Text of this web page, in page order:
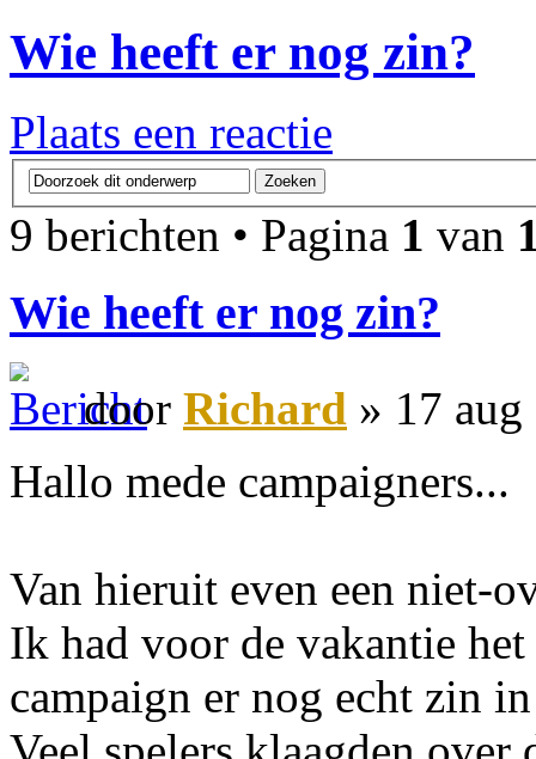
Wie heeft er nog zin?
Plaats een reactie
9 berichten • Pagina 1 van
Wie heeft er nog zin?
door Richard » 17
Hallo mede campaigners...
Van hieruit even een niet-
Ik had voor de vakantie
campaign er nog echt zin